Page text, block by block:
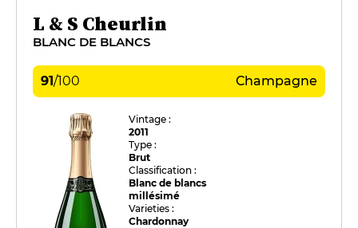
L & S Cheurlin
BLANC DE BLANCS
91/100 Champagne
Vintage :
2011
Type :
Brut
Classification :
Blanc de blancs
millésimé
Varieties :
Chardonnay